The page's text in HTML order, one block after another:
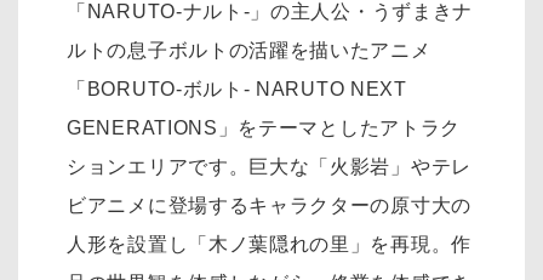
「NARUTO-ナルト-」の主人公・うずまきナ
ルトの息子ボルトの活躍を描いたアニメ
「BORUTO-ボルト- NARUTO NEXT
GENERATIONS」をテーマとしたアトラク
ションエリアです。巨大な「火影岩」やテレ
ビアニメに登場するキャラクターの原寸大の
人形を設置し「木ノ葉隠れの里」を再現。作